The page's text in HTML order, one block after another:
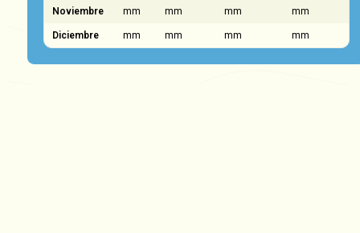
Noviembre mm mm mm mm
Diciembre mm mm mm mm